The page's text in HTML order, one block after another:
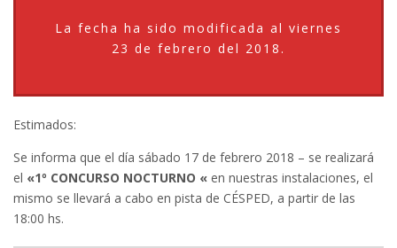
La fecha ha sido modificada al viernes
23 de febrero del 2018.
Estimados:
Se informa que el día sábado 17 de febrero 2018 – se realizará
el «1º CONCURSO NOCTURNO « en nuestras instalaciones, el
mismo se llevará a cabo en pista de CÉSPED, a partir de las
18:00 hs.